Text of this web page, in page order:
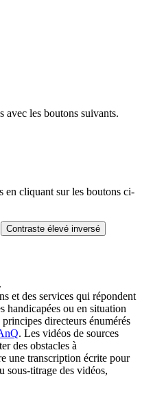
avec les boutons suivants.
en cliquant sur les boutons ci-
Contraste élevé inversé
et des services qui répondent
handicapées ou en situation
directeurs énumérés
. Les vidéos de sources
des obstacles à
une transcription écrite pour
sous-titrage des vidéos,